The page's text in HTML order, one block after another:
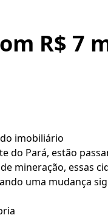
R$ 7
imobiliário
do Pará, estão
mineração, essas
uma mudança